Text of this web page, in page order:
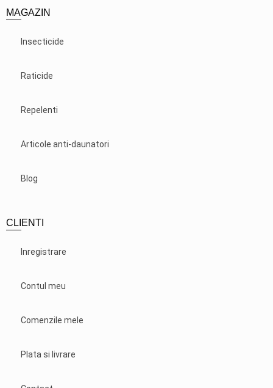
MAGAZIN
Insecticide
Raticide
Repelenti
Articole anti-daunatori
Blog
CLIENTI
Inregistrare
Contul meu
Comenzile mele
Plata si livrare